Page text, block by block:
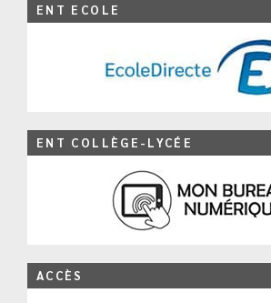
ENT ECOLE
ENT COLLÈGE-LYCÉE
ACCÈS